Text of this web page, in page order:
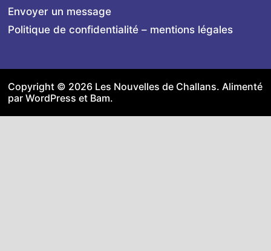
Envoyer un message
Politique de confidentialité – mentions légales
Copyright © 2026 Les Nouvelles de Challans. Alimenté
par WordPress et Bam.